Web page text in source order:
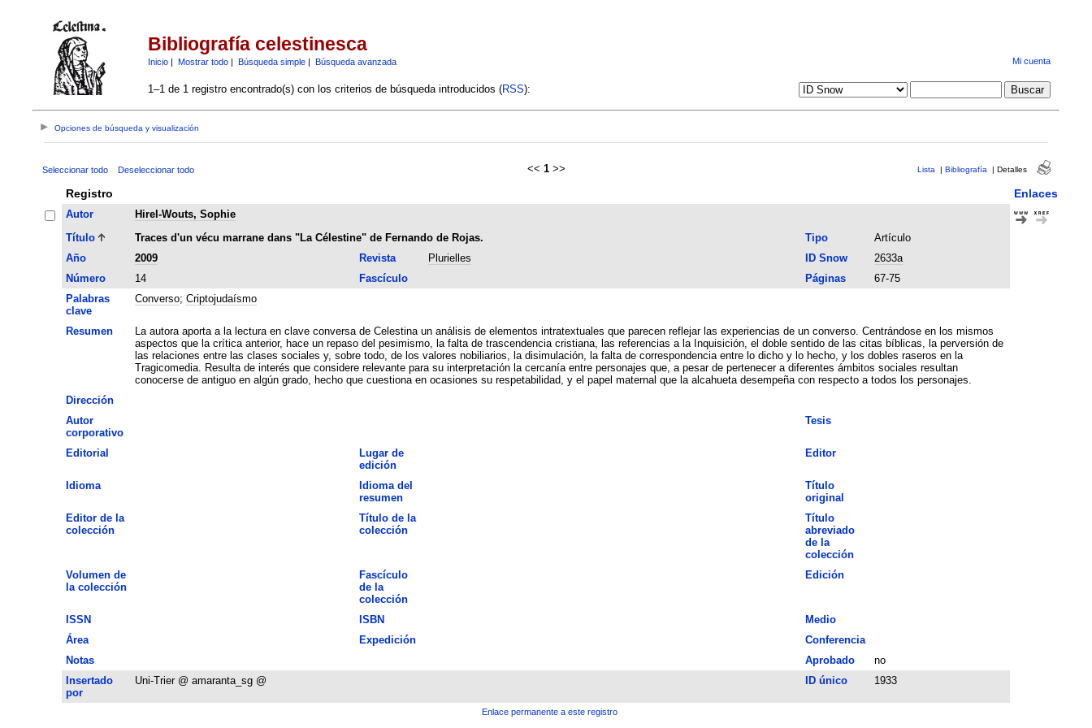
Bibliografía celestinesca
Inicio| Mostrar todo| Búsqueda simple| Búsqueda avanzada Mi cuenta
1–1 de 1 registro encontrado(s) con los criterios de búsqueda introducidos (RSS):
Opciones de búsqueda y visualización
Seleccionar todo Deseleccionar todo << 1 >> Lista | Bibliografía | Detalles
Registro Enlaces
Autor
Hirel-Wouts, Sophie
Título
Traces d'un vécu marrane dans "La Célestine" de Fernando de Rojas. Tipo
Artículo
Año
2009 Revista Plurielles ID Snow
2633a
Número
14 Fascículo Páginas
67-75
Palabras
clave
Converso; Criptojudaísmo
Resumen
La autora aporta a la lectura en clave conversa de Celestina un análisis de elementos intratextuales que parecen reflejar las experiencias de un converso. Centrándose en los mismos
aspectos que la crítica anterior, hace un repaso del pesimismo, la falta de trascendencia cristiana, las referencias a la Inquisición, el doble sentido de las citas bíblicas, la perversión de
las relaciones entre las clases sociales y, sobre todo, de los valores nobiliarios, la disimulación, la falta de correspondencia entre lo dicho y lo hecho, y los dobles raseros en la
Tragicomedia. Resulta de interés que considere relevante para su interpretación la cercanía entre personajes que, a pesar de pertenecer a diferentes ámbitos sociales resultan
conocerse de antiguo en algún grado, hecho que cuestiona en ocasiones su respetabilidad, y el papel maternal que la alcahueta desempeña con respecto a todos los personajes.
Dirección
Autor
corporativo
Tesis
Editorial
Lugar de
edición
Editor
Idioma
Idioma del
resumen
Título
original
Editor de la
colección
Título de la
colección
Título
abreviado
de la
colección
Volumen de
la colección
Fascículo
de la
colección
Edición
ISSN ISBN
Medio
Área
Expedición
Conferencia
Notas
Aprobado
no
Insertado
por
Uni-Trier @ amaranta_sg @ ID único 1933
Enlace permanente a este registro